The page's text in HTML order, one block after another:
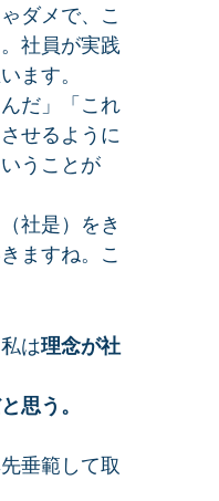
ダメで、こ
社員が実践
ます。
だ」「これ
せるように
うことが
社是）をき
ますね。こ
は理念が社
思う。
垂範して取